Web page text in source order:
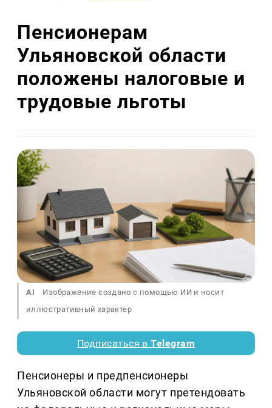
Пенсионерам
Ульяновской области
положены налоговые и
трудовые льготы
AI
Изображение создано с помощью ИИ и носит
иллюстративный характер
Подписаться вTelegram
Пенсионеры и предпенсионеры
Ульяновской области могут претендовать